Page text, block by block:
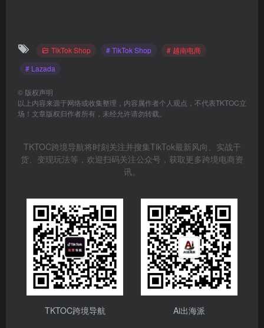
TikTok Shop # TikTok Shop
# 越南电商
# Lazada
© 版权声明
以上内容来源于网络或收集整理，内容属作者个人观点，不代表TKTOC立
场！文章版权归作者所有，未经允许请勿转载。
TKTOC跨境导航将时刻关注并搜集TikTok最新风向、实战干
货、变现玩法等，欢迎扫码关注公众号，获取更多跨境电商资
讯。
TKTOC跨境导航 Ai出海派